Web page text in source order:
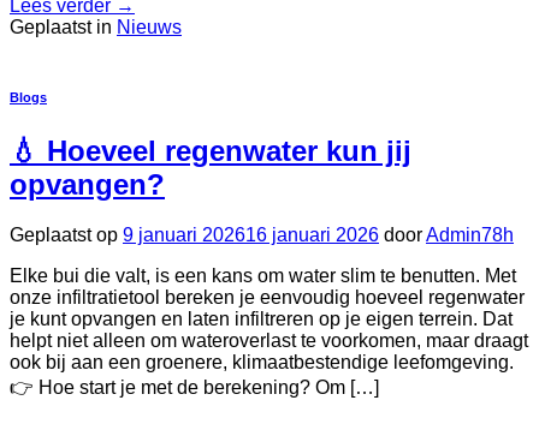
Lees verder →
Geplaatst in Nieuws
Blogs
💧 Hoeveel regenwater kun jij
opvangen?
Geplaatst op 9 januari 202616 januari 2026 doorAdmin78h
Elke bui die valt, is een kans om water slim te benutten. Met
onze infiltratietool bereken je eenvoudig hoeveel regenwater
je kunt opvangen en laten infiltreren op je eigen terrein. Dat
helpt niet alleen om wateroverlast te voorkomen, maar draagt
ook bij aan een groenere, klimaatbestendige leefomgeving.
👉 Hoe start je met de berekening? Om […]